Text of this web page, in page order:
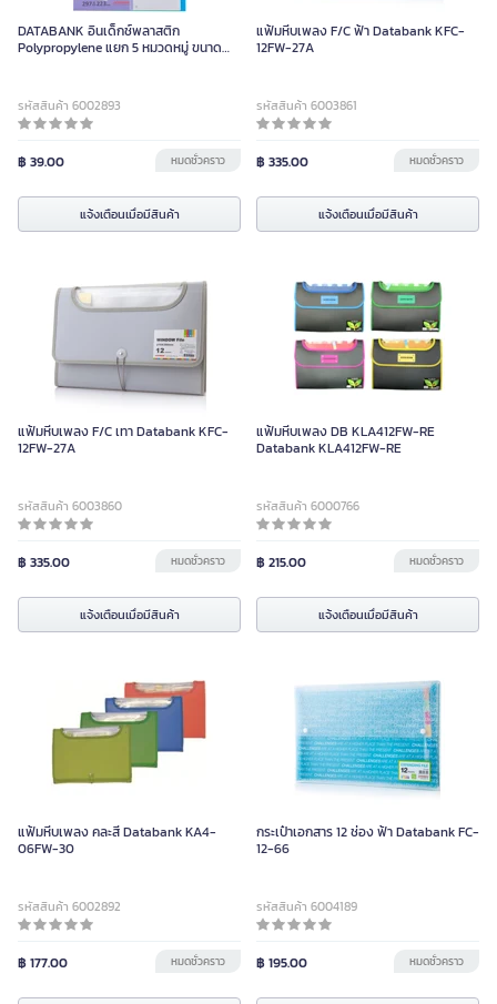
DATABANK อินเด็กช์พลาสติก
Polypropylene แยก 5 หมวดหมู่ ขนาด
รหัสสินค้า 6002893
฿ 39.00 หมดชั่วคราว
แจ้งเตือนเมื่อมีสินค้า
แฟ้มหีบเพลง F/C ฟ้า Databank KFC-
12FW-27A
รหัสสินค้า 6003861
฿ 335.00 หมดชั่วคราว
แจ้งเตือนเมื่อมีสินค้า
แฟ้มหีบเพลง F/C เทา Databank KFC-
12FW-27A
รหัสสินค้า 6003860
฿ 335.00 หมดชั่วคราว
แจ้งเตือนเมื่อมีสินค้า
แฟ้มหีบเพลง DB KLA412FW-RE
Databank KLA412FW-RE
รหัสสินค้า 6000766
฿ 215.00 หมดชั่วคราว
แจ้งเตือนเมื่อมีสินค้า
แฟ้มหีบเพลง คละสี Databank KA4-
06FW-30
รหัสสินค้า 6002892
฿ 177.00 หมดชั่วคราว
กระเป๋าเอกสาร 12 ช่อง ฟ้า Databank FC-
12-66
รหัสสินค้า 6004189
฿ 195.00 หมดชั่วคราว